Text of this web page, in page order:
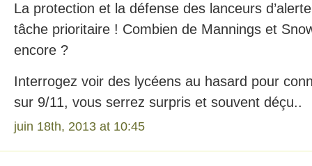
La protection et la défense des lanceurs
tâche prioritaire ! Combien de Mannings et
encore ?
Interrogez voir des lycéens au hasard pour
sur 9/11, vous serrez surpris et souvent déçu..
juin 18th, 2013 at 10:45